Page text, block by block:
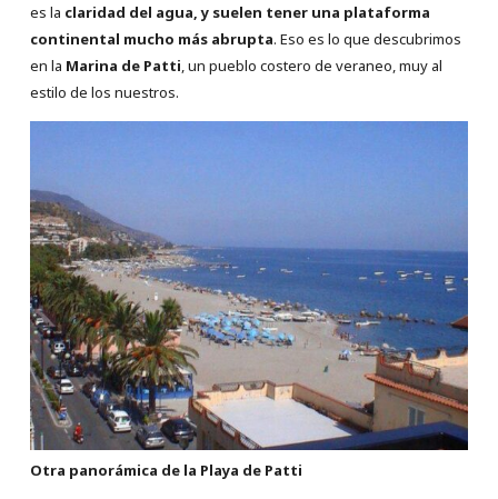
es la claridad del agua, y suelen tener una plataforma
continental mucho más abrupta. Eso es lo que descubrimos
en la Marina de Patti , un pueblo costero de veraneo, muy al
estilo de los nuestros.
Otra panorámica de la Playa de Patti